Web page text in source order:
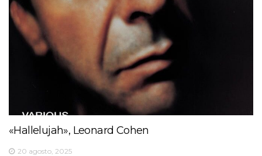
«Hallelujah», Leonard Cohen
20 agosto, 2025